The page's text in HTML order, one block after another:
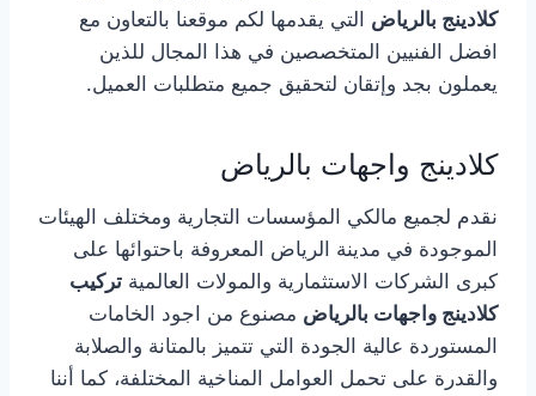
كلادينج بالرياض التي يقدمها لكم موقعنا بالتعاون مع
افضل الفنيين المتخصصين في هذا المجال للذين
يعملون بجد وإتقان لتحقيق جميع متطلبات العميل.
كلادينج واجهات بالرياض
نقدم لجميع مالكي المؤسسات التجارية ومختلف الهيئات
الموجودة في مدينة الرياض المعروفة باحتوائها على
كبرى الشركات الاستثمارية والمولات العالمية تركيب
كلادينج واجهات بالرياض مصنوع من اجود الخامات
المستوردة عالية الجودة التي تتميز بالمتانة والصلابة
والقدرة على تحمل العوامل المناخية المختلفة، كما أننا